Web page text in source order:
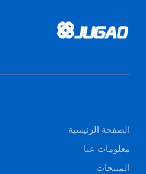
الصفحة الرئيسية
معلومات عنا
المنتجات